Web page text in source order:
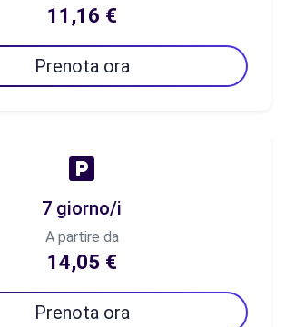
11,16 €
Prenota ora
7 giorno/i
A partire da
14,05 €
Prenota ora